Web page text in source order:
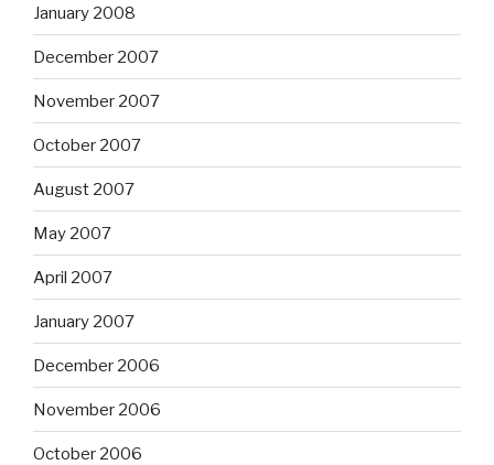
January 2008
December 2007
November 2007
October 2007
August 2007
May 2007
April 2007
January 2007
December 2006
November 2006
October 2006